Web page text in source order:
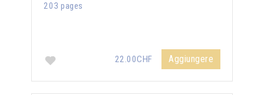
203 pages
22.00CHF Aggiungere